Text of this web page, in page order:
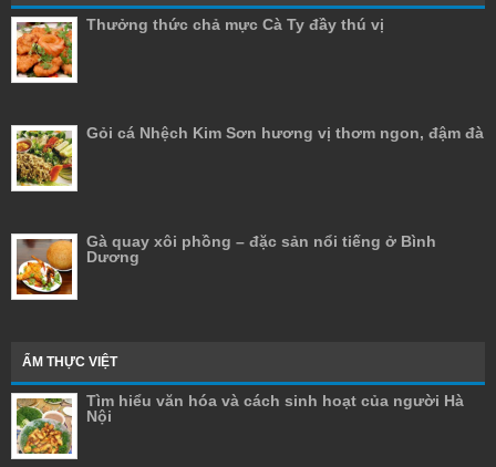
Thưởng thức chả mực Cà Ty đầy thú vị
Gỏi cá Nhệch Kim Sơn hương vị thơm ngon, đậm đà
Gà quay xôi phồng – đặc sản nổi tiếng ở Bình
Dương
ẨM THỰC VIỆT
Tìm hiểu văn hóa và cách sinh hoạt của người Hà
Nội